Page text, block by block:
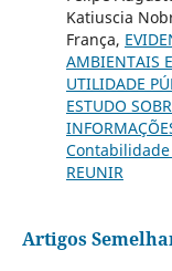
Katiuscia
França,
AMBIENTAIS
UTILIDADE
ESTUDO
REUNIR
Artigos